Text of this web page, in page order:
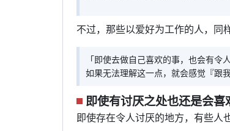
不过，那些以爱好为工作的人，同
「即使去做自己喜欢的事，也会有令
如果无法理解这一点，就会感觉『跟
即使有讨厌之处也还是会喜
即使存在令人讨厌的地方，有些人